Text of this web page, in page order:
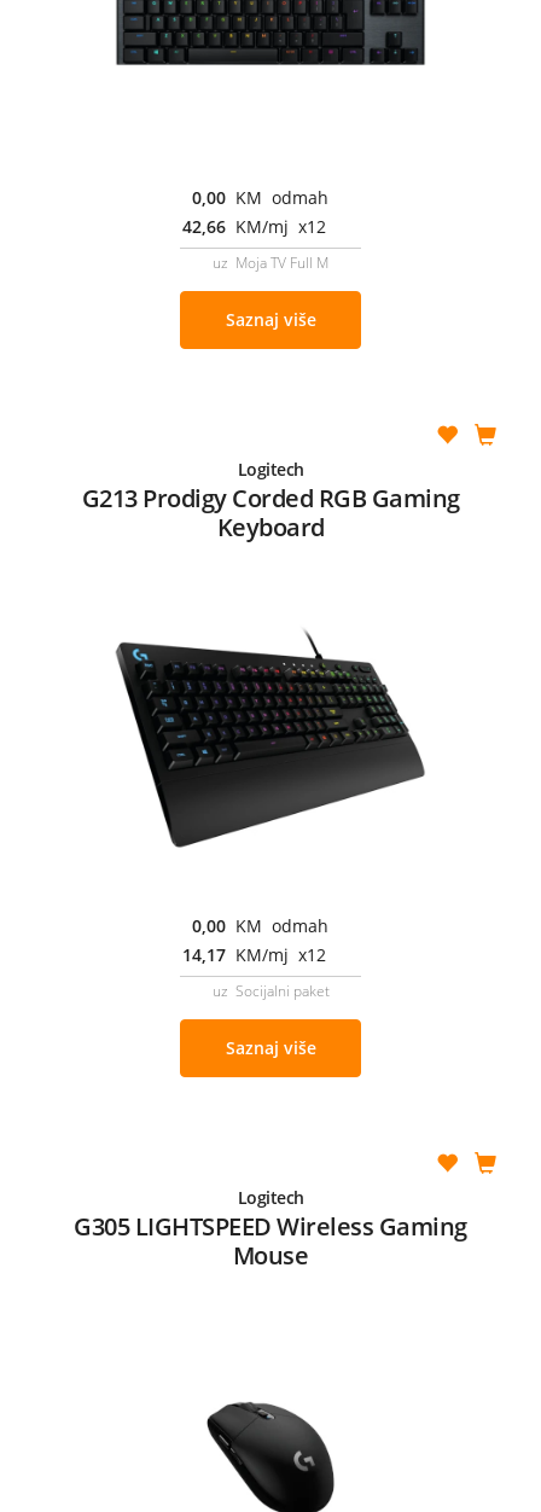
0,00 KM odmah
42,66 KM/mj x12
uz Moja TV Full M
Saznaj više
Logitech
G213 Prodigy Corded RGB Gaming
Keyboard
0,00 KM odmah
14,17 KM/mj x12
uz Socijalni paket
Saznaj više
Logitech
G305 LIGHTSPEED Wireless Gaming
Mouse